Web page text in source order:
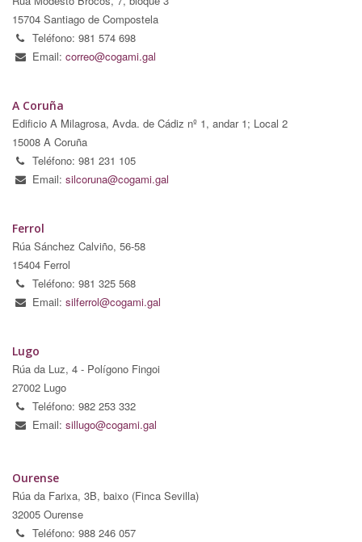
15704 Santiago de Compostela
Teléfono: 981 574 698
Email: correo@cogami.gal
A Coruña
Edificio A Milagrosa, Avda. de Cádiz nº 1, andar 1; Local 2
15008 A Coruña
Teléfono: 981 231 105
Email: silcoruna@cogami.gal
Ferrol
Rúa Sánchez Calviño, 56-58
15404 Ferrol
Teléfono: 981 325 568
Email: silferrol@cogami.gal
Lugo
Rúa da Luz, 4 - Polígono Fingoi
27002 Lugo
Teléfono: 982 253 332
Email: sillugo@cogami.gal
Ourense
Rúa da Farixa, 3B, baixo (Finca Sevilla)
32005 Ourense
Teléfono: 988 246 057